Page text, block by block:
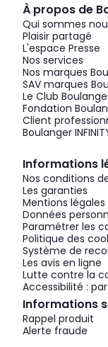
À propos de
Qui sommes
Plaisir partagé
L'espace Presse
Nos services
Nos marques
SAV marques
Le Club
Fondation
Client
Boulanger
Informations
Nos conditions
Les garanties
Mentions légales
Données
Paramétrer les
Politique des
Système de
Les avis en ligne
Lutte contre la
Accessibilité :
Informations
Rappel produit
Alerte fraude